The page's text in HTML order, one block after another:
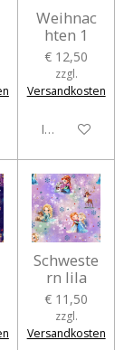
Weihnac
hten 1
€ 12,50
zzgl.
Versandkosten
In den
Schweste
rn lila
€ 11,50
zzgl.
Versandkosten